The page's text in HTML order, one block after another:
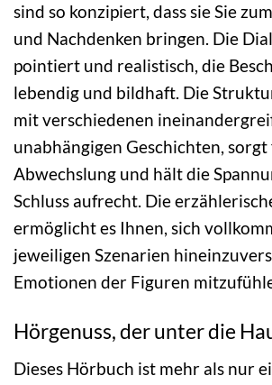
sind so konzipiert, dass sie Sie
und Nachdenken bringen. Die
pointiert und realistisch, die
lebendig und bildhaft. Die
mit verschiedenen
unabhängigen Geschichten,
Abwechslung und hält die
Schluss aufrecht. Die
ermöglicht es Ihnen, sich
jeweiligen Szenarien
Emotionen der Figuren
Hörgenuss, der unter die
Dieses Hörbuch ist mehr als nur